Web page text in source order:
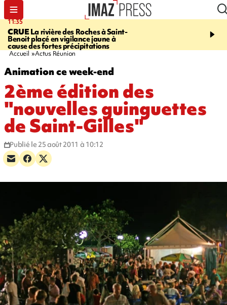
11:35
CRUELa rivière des Roches à Saint-
Benoit placé en vigilance jaune à
cause des fortes précipitations
11:57
Le
Papang a repris du
Accueil Actus Réunion
Animation ce week-end
2ème édition des
"nouvelles guinguettes
de Saint-Gilles"
Publié le 25 août 2011 à 10:12